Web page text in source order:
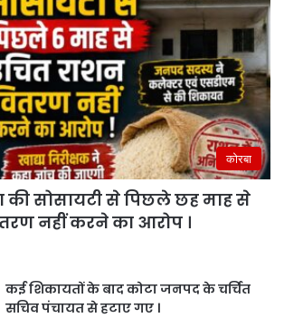
कोरबा
की सोसायटी से पिछले छह माह से
नहीं करने का आरोप ।
कई शिकायतों के बाद कोटा जनपद के चर्चित
सचिव पंचायत से हटाए गए ।